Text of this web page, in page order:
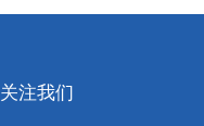
关注我们